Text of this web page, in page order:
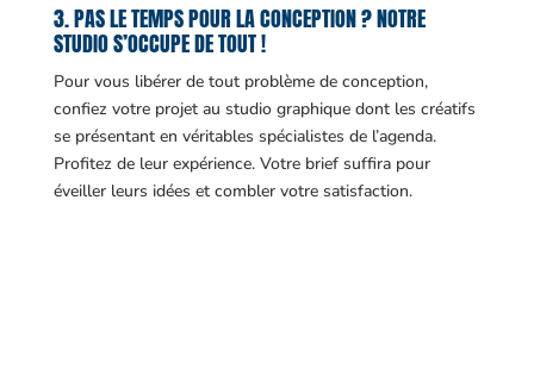
3. PAS LE TEMPS POUR LA CONCEPTION ? NOTRE
STUDIO S’OCCUPE DE TOUT !
Pour vous libérer de tout problème de conception,
confiez votre projet au studio graphique dont les créatifs
se présentant en véritables spécialistes de l’agenda.
Profitez de leur expérience. Votre brief suffira pour
éveiller leurs idées et combler votre satisfaction.